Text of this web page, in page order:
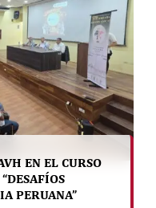
EN EL CURSO
PERUANA”